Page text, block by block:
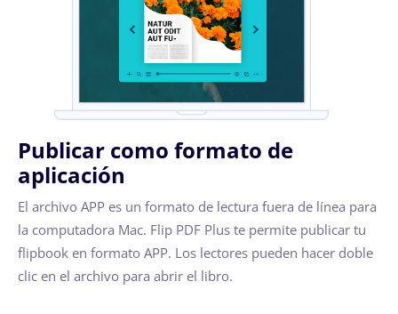
Publicar como formato de
aplicación
El archivo APP es un formato de lectura fuera de línea para
la computadora Mac. Flip PDF Plus te permite publicar tu
flipbook en formato APP. Los lectores pueden hacer doble
clic en el archivo para abrir el libro.